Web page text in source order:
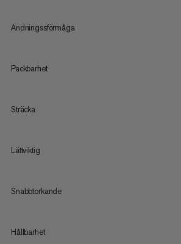
Andningssförmåga
Packbarhet
Sträcka
Lättviktig
Snabbtorkande
Hållbarhet